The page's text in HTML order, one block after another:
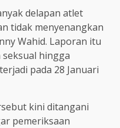
delapan atlet
tidak menyenangkan
Wahid. Laporan itu
seksual hingga
pada 28 Januari
kini ditangani
pemeriksaan